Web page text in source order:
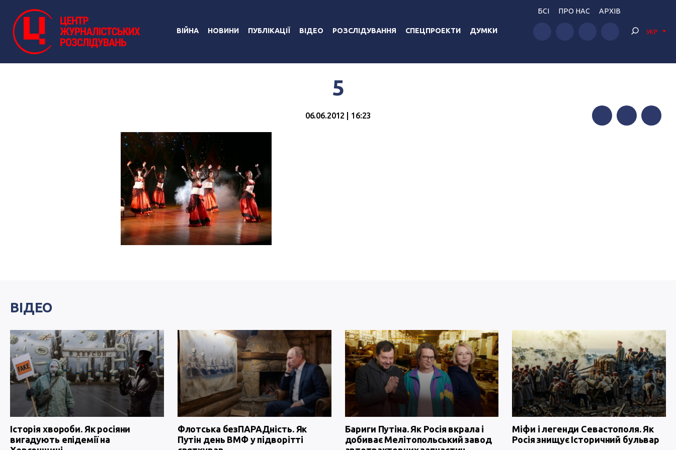
ВІЙНА НОВИНИ ПУБЛІКАЦІЇ ВІДЕО РОЗСЛІДУВАННЯ СПЕЦПРОЕКТИ ДУМКИ
БСІ ПРО НАС АРХІВ
УКР
5
06.06.2012 | 16:23
ВІДЕО
Історія хвороби. Як росіяни
вигадують епідемії на
Флотська безПАРАДність. Як
Путін день ВМФ у підворітті
Бариги Путіна. Як Росія вкрала і
добиває Мелітопольський завод
Міфи і легенди Севастополя. Як
Росія знищує Історичний бульвар